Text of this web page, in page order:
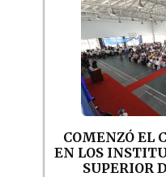
COMENZÓ EL
EN LOS
SUPERIOR